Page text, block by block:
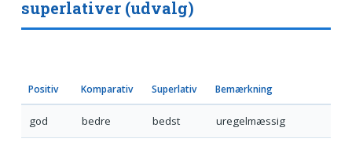
superlativer (udvalg)
Positiv Komparativ Superlativ Bemærkning
god bedre bedst uregelmæssig